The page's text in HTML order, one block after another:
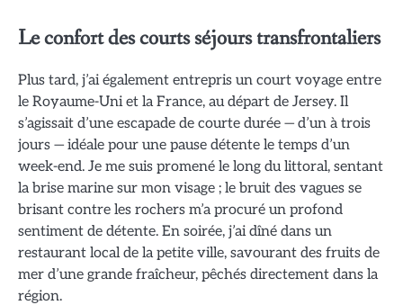
Le confort des courts séjours transfrontaliers
Plus tard, j’ai également entrepris un court voyage entre
le Royaume-Uni et la France, au départ de Jersey. Il
s’agissait d’une escapade de courte durée — d’un à trois
jours — idéale pour une pause détente le temps d’un
week-end. Je me suis promené le long du littoral, sentant
la brise marine sur mon visage ; le bruit des vagues se
brisant contre les rochers m’a procuré un profond
sentiment de détente. En soirée, j’ai dîné dans un
restaurant local de la petite ville, savourant des fruits de
mer d’une grande fraîcheur, pêchés directement dans la
région.